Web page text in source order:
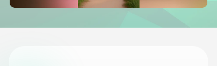
Avatar Video
▼